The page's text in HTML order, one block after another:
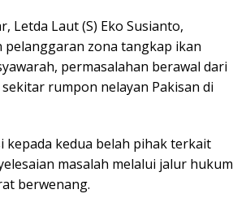
Letda Laut (S) Eko Susianto,
zona tangkap ikan
permasalahan berawal dari
rumpon nelayan Pakisan di
kepada kedua belah pihak terkait
masalah melalui jalur hukum
berwenang.